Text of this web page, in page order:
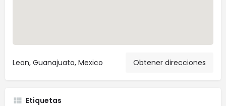
Leon, Guanajuato, Mexico Obtener direcciones
Etiquetas